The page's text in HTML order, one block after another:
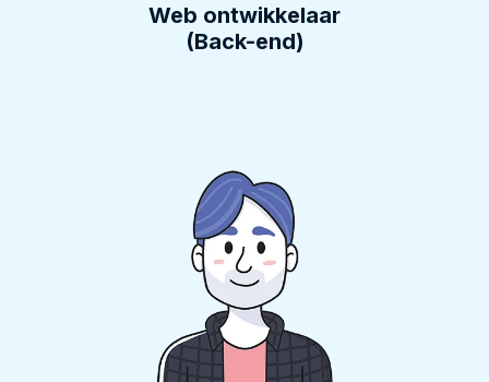
Web ontwikkelaar
(Back-end)